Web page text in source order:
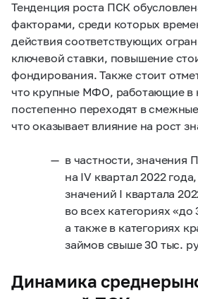
Тенденция роста ПСК
факторами, среди которых
действия соответствующих
ключевой ставки, повышение
фондирования. Также стоит
что крупные МФО, работающие в
постепенно переходят в
что оказывает влияние на рост
в частности, значения
на IV квартал 2022
значений I квартала
во всех категориях «до
а также в категориях
займов свыше 30 тыс.
Динамика